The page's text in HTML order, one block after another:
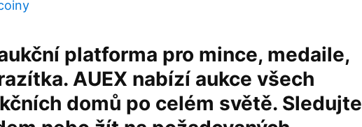
platforma pro mince, medaile,
AUEX nabízí aukce všech
domů po celém světě. Sledujte